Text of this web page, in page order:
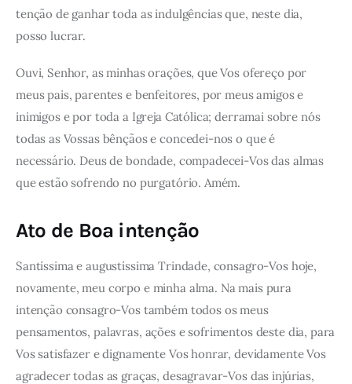
tenção de ganhar toda as indulgências que, neste dia,
posso lucrar.
Ouvi, Senhor, as minhas orações, que Vos ofereço por
meus pais, parentes e benfeitores, por meus amigos e
inimigos e por toda a Igreja Católica; derramai sobre nós
todas as Vossas bênçãos e concedei-nos o que é
necessário. Deus de bondade, compadecei-Vos das almas
que estão sofrendo no purgatório. Amém.
Ato de Boa intenção
Santíssima e augustíssima Trindade, consagro-Vos hoje,
novamente, meu corpo e minha alma. Na mais pura
intenção consagro-Vos também todos os meus
pensamentos, palavras, ações e sofrimentos deste dia, para
Vos satisfazer e dignamente Vos honrar, devidamente Vos
agradecer todas as graças, desagravar-Vos das injúrias,